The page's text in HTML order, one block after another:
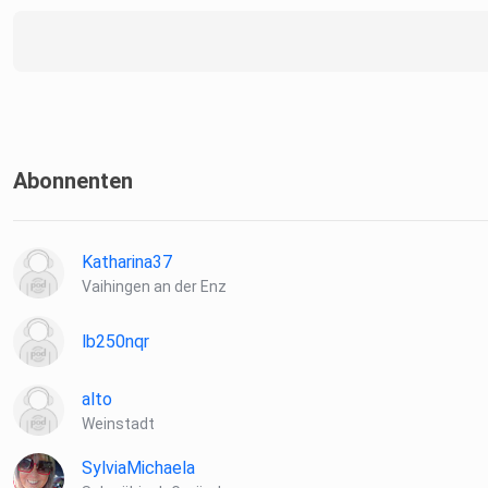
Abonnenten
Katharina37
Vaihingen an der Enz
lb250nqr
alto
Weinstadt
SylviaMichaela